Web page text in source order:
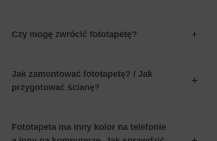
Czy mogę zwrócić fototapetę?
Jak zamontować fototapetę? / Jak
przygotować ścianę?
Fototapeta ma inny kolor na telefonie